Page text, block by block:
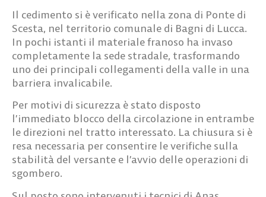
Il cedimento si è verificato nella zona di Ponte di
Scesta, nel territorio comunale di Bagni di Lucca.
In pochi istanti il materiale franoso ha invaso
completamente la sede stradale, trasformando
uno dei principali collegamenti della valle in una
barriera invalicabile.
Per motivi di sicurezza è stato disposto
l’immediato blocco della circolazione in entrambe
le direzioni nel tratto interessato. La chiusura si è
resa necessaria per consentire le verifiche sulla
stabilità del versante e l’avvio delle operazioni di
sgombero.